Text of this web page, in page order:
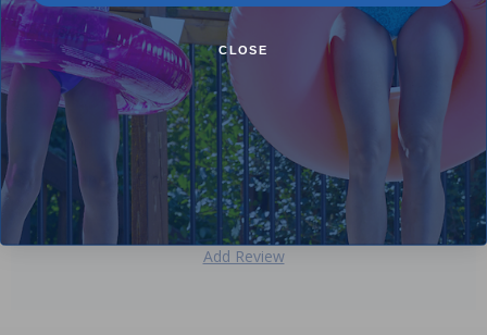
Comments:
Love it
Johanne D- July 6th
Add Review
CLOSE